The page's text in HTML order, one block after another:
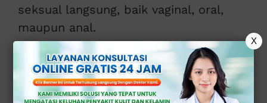
seksual langsung, baik vaginal, oral,
maupun anal.
Kutil biasanya berbentuk:
Benjolan kecil berwarna kulit atau
X